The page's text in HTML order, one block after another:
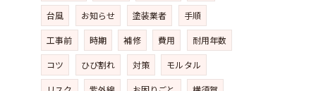
台風 お知らせ 塗装業者 手順
工事前 時期 補修 費用 耐用年数
コツ ひび割れ 対策 モルタル